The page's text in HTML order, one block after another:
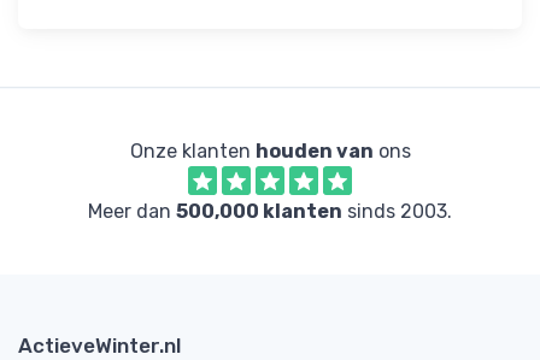
Onze klanten houden van ons
Meer dan 500,000 klanten sinds 2003.
ActieveWinter.nl